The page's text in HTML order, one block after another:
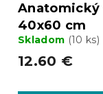
Anatomický
40x60 cm
Skladom (10 ks)
12.60 €